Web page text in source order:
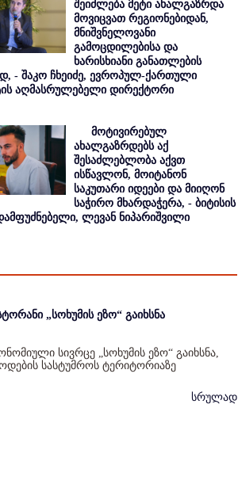
შეიძლება მეტი ახალგაზრდა
მოვიცვათ რეგიონებიდან,
მნიშვნელოვანი
გამოცდილებისა და
ხარისხიანი განათლების
- შაკო ჩხეიძე, ევროპულ-ქართული
აღმასრულებელი დირექტორი
მოტივირებულ
ახალგაზრდებს აქ
შესაძლებლობა აქვთ
ისწავლონ, მოიტანონ
საკუთარი იდეები და მიიღონ
საჭირო მხარდაჭერა, - ბიტისის
ლევან ნიპარიშვილი
„სოხუმის ეზო“ გაიხსნა
სივრცე „სოხუმის ეზო“ გაიხსნა,
სასტუმროს ტერიტორიაზე
სრულად